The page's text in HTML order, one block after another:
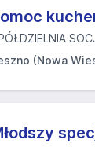
(Nowa